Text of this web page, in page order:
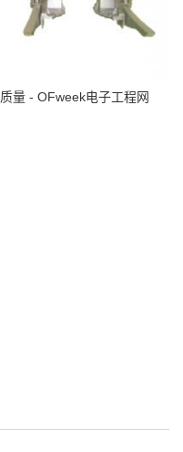
质量 - OFweek电子工程网